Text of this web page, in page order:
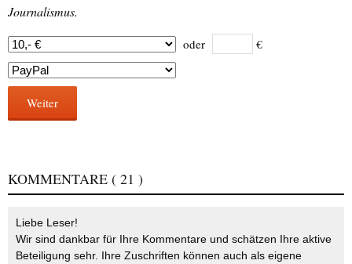
Journalismus.
oder €
Weiter
KOMMENTARE ( 21 )
Liebe Leser!
Wir sind dankbar für Ihre Kommentare und schätzen Ihre aktive
Beteiligung sehr. Ihre Zuschriften können auch als eigene